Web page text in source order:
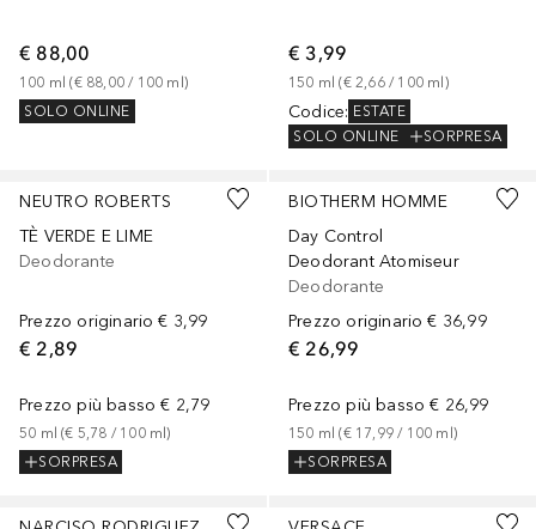
€ 88,00
100 ml (€ 88,00 / 100 ml)
SOLO ONLINE
€ 3,99
150 ml (€ 2,66 / 100 ml)
Codice: ESTATE
SOLO ONLINE
SORPRESA
NEUTRO ROBERTS
TÈ VERDE E LIME
Deodorante
Prezzo originario € 3,99
€ 2,89
Prezzo più basso € 2,79
50 ml (€ 5,78 / 100 ml)
SORPRESA
BIOTHERM HOMME
Day Control
Deodorant Atomiseur
Deodorante
Prezzo originario € 36,99
€ 26,99
Prezzo più basso € 26,99
150 ml (€ 17,99 / 100 ml)
SORPRESA